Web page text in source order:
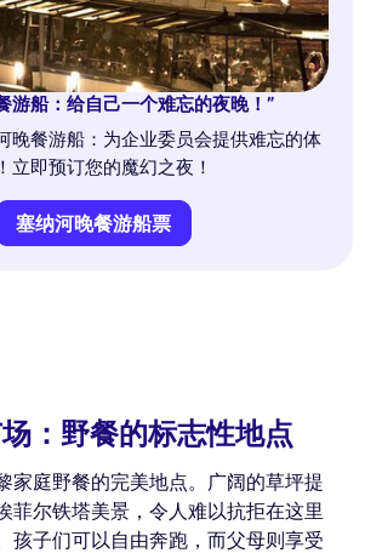
游船：给自己一个难忘的夜晚！”
晚餐游船：为企业委员会提供难忘的体
立即预订您的魔幻之夜！
塞纳河晚餐游船票
：野餐的标志性地点
家庭野餐的完美地点。广阔的草坪提
菲尔铁塔美景，令人难以抗拒在这里
孩子们可以自由奔跑，而父母则享受